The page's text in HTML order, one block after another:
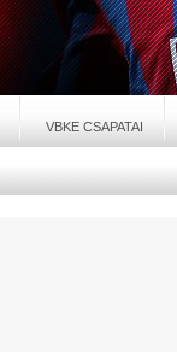
VBKE CSAPATAI